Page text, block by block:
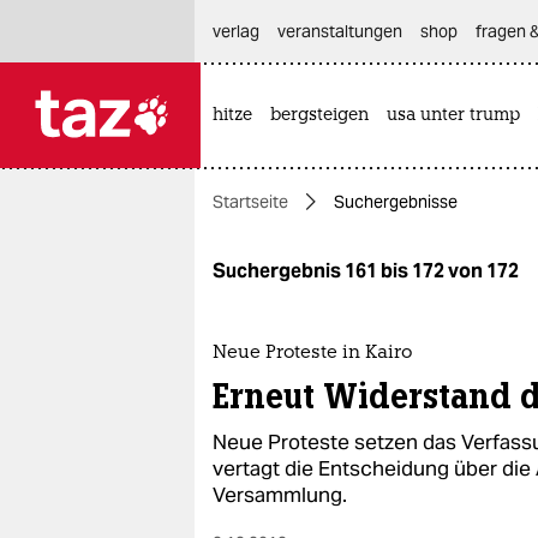
themen
politik
gesellschaft
kultur
sport
verlag
veranstaltungen shop fragen
hitze bergsteigen usa unter trump
Startseite Suchergebnisse
Suchergebnis 161 bis 172 von 172
Neue Proteste in Kairo
Erneut Widerstand
Neue Proteste setzen das
vertagt die Entscheidung über
Versammlung.